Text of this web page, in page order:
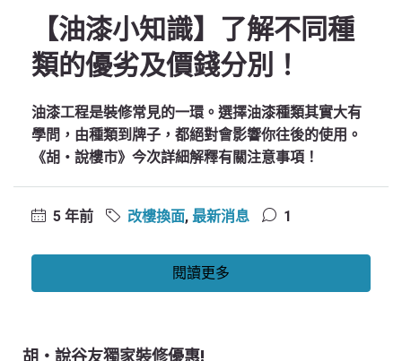
【油漆小知識】了解不同種
類的優劣及價錢分別！
油漆工程是裝修常見的一環。選擇油漆種類其實大有
學問，由種類到牌子，都絕對會影響你往後的使用。
《胡‧說樓市》今次詳細解釋有關注意事項！
5 年前 改樓換面, 最新消息 1
閱讀更多
胡‧說谷友獨家裝修優惠!